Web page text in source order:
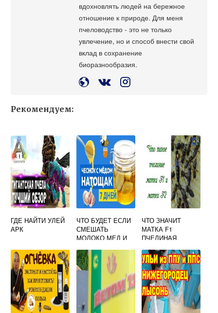
вдохновлять людей на бережное
отношение к природе. Для меня
пчеловодство - это не только
увлечение, но и способ внести свой
вклад в сохранение
биоразнообразия.
Рекомендуем:
ГДЕ НАЙТИ УЛЕЙ
АРК
ЧТО БУДЕТ ЕСЛИ
СМЕШАТЬ
МОЛОКО МЕД И
ЧТО ЗНАЧИТ
МАТКА F1
ПЧЕЛИНАЯ